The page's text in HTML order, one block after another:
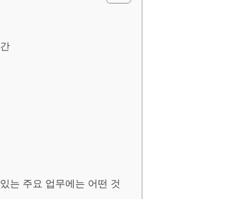
는 주요 업무에는 어떤 것